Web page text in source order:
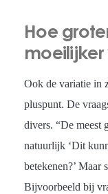
Hoe
Ook de variatie in
pluspunt. De
divers. “De meest
natuurlijk ‘Dit
betekenen?’ Maar
Bijvoorbeeld bij